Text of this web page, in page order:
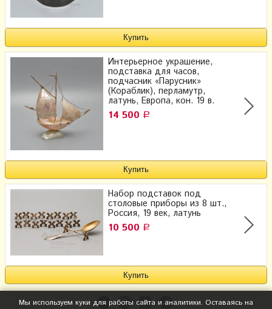
Интерьерное украшение,
подставка для часов,
подчасник «Парусник»
(Кораблик), перламутр,
латунь, Европа, кон. 19 в.
14 500 Р
Набор подставок под
столовые приборы из 8 шт.,
Россия, 19 век, латунь
10 500 Р
Мы используем куки для работы сайта и аналитики. Оставаясь на